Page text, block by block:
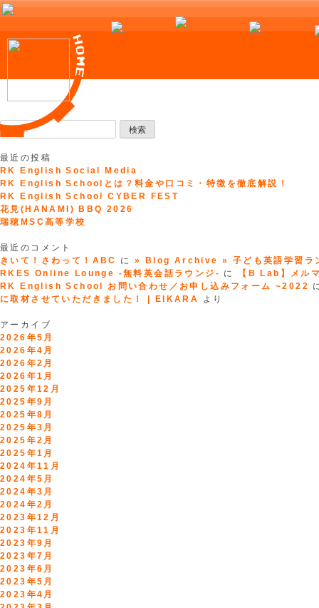
to
content
検
索:
最近の投稿
RK English Social Media
RK English Schoolとは？料金や口コミ・特徴を徹底解説！
RK English School CYBER FEST
花見(HANAMI) BBQ 2026
瑞穂MSC高等学校
最近のコメント
きいて！さわって！ABC
に» Blog Archive » 子ども英語学習ラ
RKES Online Lounge -無料英会話ラウンジ- に
【B Lab】メ
RK English School お問い合わせ／お申し込みフォーム ~2022
に取材させていただきました！ | EIKARA
より
アーカイブ
2026年5月
2026年4月
2026年2月
2026年1月
2025年12月
2025年9月
2025年8月
2025年3月
2025年2月
2025年1月
2024年11月
2024年5月
2024年3月
2024年2月
2023年12月
2023年11月
2023年9月
2023年7月
2023年6月
2023年5月
2023年4月